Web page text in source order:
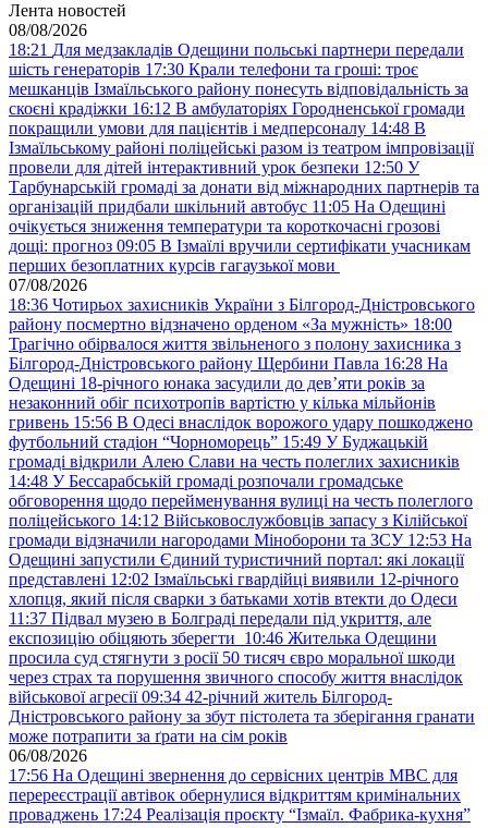
Лента новостей
08/08/2026
18:21 Для медзакладів Одещини польські партнери передали
шість генераторів 17:30 Крали телефони та гроші: троє
мешканців Ізмаїльського району понесуть відповідальність за
скоєні крадіжки 16:12 В амбулаторіях Городненської громади
покращили умови для пацієнтів і медперсоналу 14:48 В
Ізмаїльському районі поліцейські разом із театром імпровізації
провели для дітей інтерактивний урок безпеки 12:50 У
Тарбунарській громаді за донати від міжнародних партнерів та
організацій придбали шкільний автобус 11:05 На Одещині
очікується зниження температури та короткочасні грозові
дощі: прогноз 09:05 В Ізмаїлі вручили сертифікати учасникам
перших безоплатних курсів гагаузької мови
07/08/2026
18:36 Чотирьох захисників України з Білгород-Дністровського
району посмертно відзначено орденом «За мужність» 18:00
Трагічно обірвалося життя звільненого з полону захисника з
Білгород-Дністровського району Щербини Павла 16:28 На
Одещині 18-річного юнака засудили до дев’яти років за
незаконний обіг психотропів вартістю у кілька мільйонів
гривень 15:56 В Одесі внаслідок ворожого удару пошкоджено
футбольний стадіон “Чорноморець” 15:49 У Буджацькій
громаді відкрили Алею Слави на честь полеглих захисників
14:48 У Бессарабській громаді розпочали громадське
обговорення щодо перейменування вулиці на честь полеглого
поліцейського 14:12 Військовослужбовців запасу з Кілійської
громади відзначили нагородами Міноборони та ЗСУ 12:53 На
Одещині запустили Єдиний туристичний портал: які локації
представлені 12:02 Ізмаїльські гвардійці виявили 12-річного
хлопця, який після сварки з батьками хотів втекти до Одеси
11:37 Підвал музею в Болграді передали під укриття, але
експозицію обіцяють зберегти 10:46 Жителька Одещини
просила суд стягнути з росії 50 тисяч євро моральної шкоди
через страх та порушення звичного способу життя внаслідок
військової агресії 09:34 42-річний житель Білгород-
Дністровського району за збут пістолета та зберігання гранати
може потрапити за ґрати на сім років
06/08/2026
17:56 На Одещині звернення до сервісних центрів МВС для
перереєстрації автівок обернулися відкриттям кримінальних
проваджень 17:24 Реалізація проєкту “Ізмаїл. Фабрика-кухня”